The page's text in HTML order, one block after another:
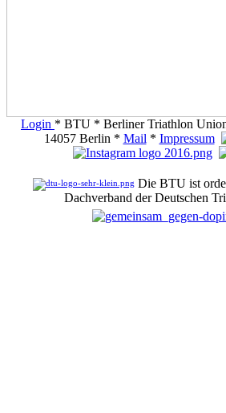
Login * BTU * Berliner Triathlon
14057 Berlin * Mail * Impressum
Die BTU ist
Dachverband der Deutschen